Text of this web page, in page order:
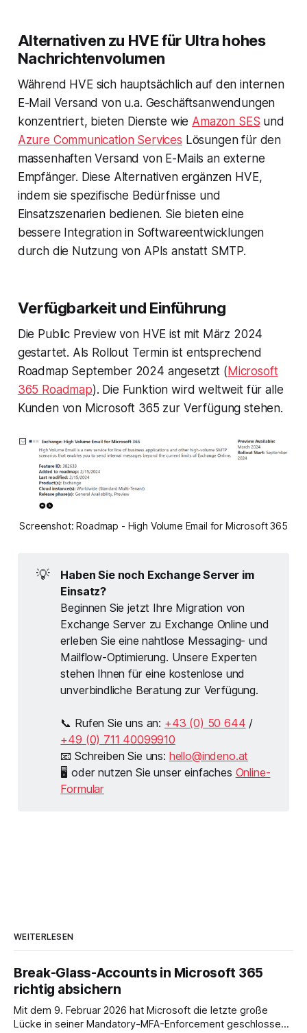
Alternativen zu HVE für Ultra hohes
Nachrichtenvolumen
Während HVE sich hauptsächlich auf den internen
E-Mail Versand von u.a. Geschäftsanwendungen
konzentriert, bieten Dienste wie Amazon SES und
Azure Communication Services Lösungen für den
massenhaften Versand von E-Mails an externe
Empfänger. Diese Alternativen ergänzen HVE,
indem sie spezifische Bedürfnisse und
Einsatzszenarien bedienen. Sie bieten eine
bessere Integration in Softwareentwicklungen
durch die Nutzung von APIs anstatt SMTP.
Verfügbarkeit und Einführung
Die Public Preview von HVE ist mit März 2024
gestartet. Als Rollout Termin ist entsprechend
Roadmap September 2024 angesetzt (Microsoft
365 Roadmap). Die Funktion wird weltweit für alle
Kunden von Microsoft 365 zur Verfügung stehen.
Screenshot: Roadmap - High Volume Email for Microsoft 365
💡
Haben Sie noch Exchange Server im
Einsatz?
Beginnen Sie jetzt Ihre Migration von
Exchange Server zu Exchange Online und
erleben Sie eine nahtlose Messaging- und
Mailflow-Optimierung. Unsere Experten
stehen Ihnen für eine kostenlose und
unverbindliche Beratung zur Verfügung.
📞 Rufen Sie uns an: +43 (0) 50 644 /
+49 (0) 711 40099910
📧 Schreiben Sie uns: hello@indeno.at
🖥 oder nutzen Sie unser einfaches Online-
Formular
WEITERLESEN
Break-Glass-Accounts in Microsoft 365
richtig absichern
Mit dem 9. Februar 2026 hat Microsoft die letzte große
Lücke in seiner Mandatory-MFA-Enforcement geschlossen.